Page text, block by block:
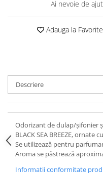
Ai nevoie de
Adauga la Favorite
Descriere
Odorizant de dulap/șifonier
BLACK SEA BREEZE, ornate
Se utilizează pentru
Aroma se păstrează
Informatii conformitate